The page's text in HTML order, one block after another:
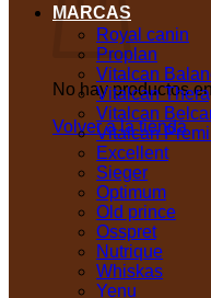
No hay productos
Volver a la tienda
MARCAS
Royal canin
Proplan
Vitalcan
Vitalcan
Vitalcan
Vitalcan
Excellent
Sieger
Optimum
Old prince
Osspret
Nutrique
Whiskas
Yenu